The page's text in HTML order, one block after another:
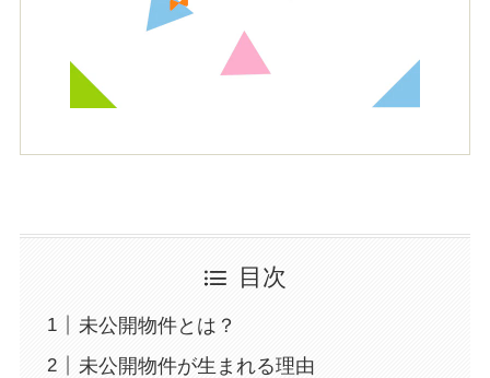
目次
未公開物件とは？
未公開物件が生まれる理由